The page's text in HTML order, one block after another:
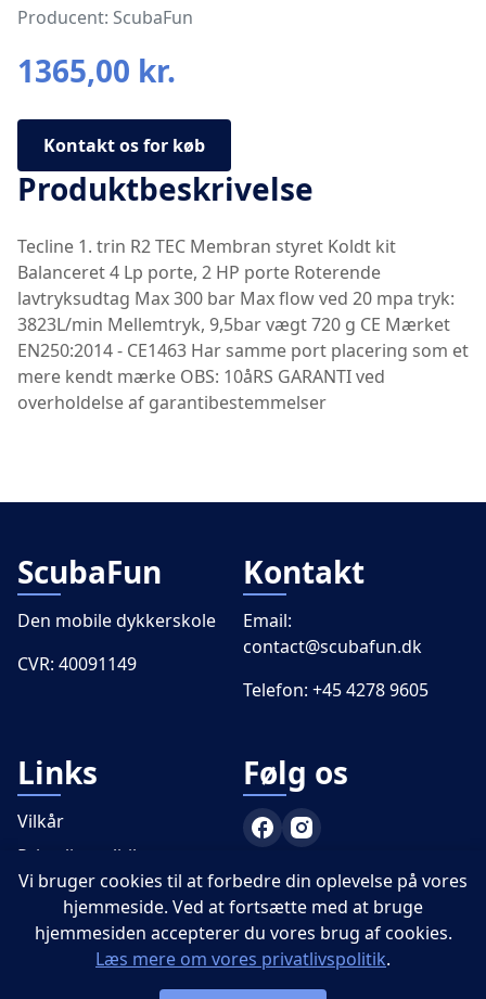
Producent: ScubaFun
1365,00 kr.
Kontakt os for køb
Produktbeskrivelse
Tecline 1. trin R2 TEC Membran styret Koldt kit
Balanceret 4 Lp porte, 2 HP porte Roterende
lavtryksudtag Max 300 bar Max flow ved 20 mpa tryk:
3823L/min Mellemtryk, 9,5bar vægt 720 g CE Mærket
EN250:2014 - CE1463 Har samme port placering som et
mere kendt mærke OBS: 10åRS GARANTI ved
overholdelse af garantibestemmelser
ScubaFun
Den mobile dykkerskole
CVR: 40091149
Kontakt
Email:
contact@scubafun.dk
Telefon: +45 4278 9605
Links
Vilkår
Privatlivspolitik
PADI
Følg os
Vi bruger cookies til at forbedre din oplevelse på vores
hjemmeside. Ved at fortsætte med at bruge
hjemmesiden accepterer du vores brug af cookies.
Læs mere om vores privatlivspolitik.